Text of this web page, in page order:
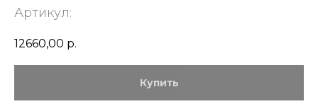
Артикул:
12660,00 р.
Купить